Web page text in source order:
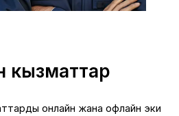
кызматтар
онлайн жана офлайн эки